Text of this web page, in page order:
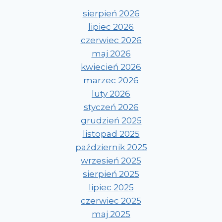
sierpień 2026
lipiec 2026
czerwiec 2026
maj 2026
kwiecień 2026
marzec 2026
luty 2026
styczeń 2026
grudzień 2025
listopad 2025
październik 2025
wrzesień 2025
sierpień 2025
lipiec 2025
czerwiec 2025
maj 2025